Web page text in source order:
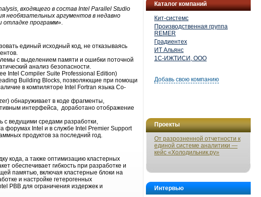
Каталог компаний
Кит-системс
Производственная группа
REMER
Градиентех
ИТ Альянс
1С-ИЖТИСИ, ООО
Добавь свою компанию
Проекты
От разрозненной отчетности к
единой системе аналитики —
кейс «Холодильник.ру»
Интервью
входящего в состав Intel Parallel Studio
необязательных аргументов в недавно
отладке программ».
единый исходный код, не отказываясь
с выделением памяти и ошибки поточной
анализ безопасности.
Intel Compiler Suite Professional Edition)
Building Blocks, позволяющие при помощи
в компиляторе Intel Fortran языка Co-
обнаруживает в коде фрагменты,
интерфейса, доработано отображение
с ведущими средами разработки,
форумах Intel и в службе Intel Premier Support
продуктов за последний год.
кода, а также оптимизацию кластерных
обеспечивает гибкость при разработке и
памятью, включая кластерные блоки на
и настройке гетерогенных
PBB для ограничения издержек и